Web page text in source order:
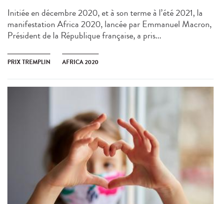
Initiée en décembre 2020, et à son terme à l’été 2021, la
manifestation Africa 2020, lancée par Emmanuel Macron,
Président de la République française, a pris...
PRIX TREMPLIN AFRICA 2020